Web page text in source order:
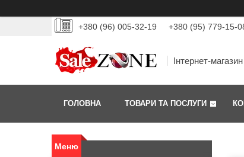
+380 (96) 005-32-19 +380 (95) 779-15-
Інтернет-
ГОЛОВНА ТОВАРИ ТА ПОСЛУГИ